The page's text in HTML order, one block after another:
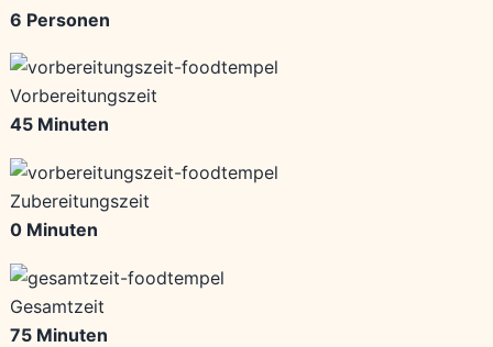
6 Personen
Vorbereitungszeit
45 Minuten
Zubereitungszeit
0 Minuten
Gesamtzeit
75 Minuten